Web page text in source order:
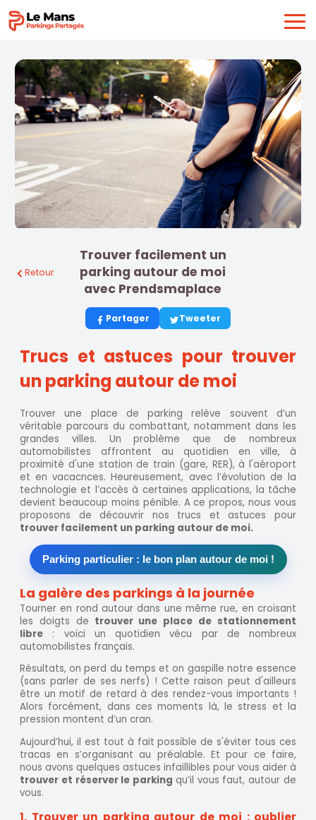
Retour
Trouver facilement un
parking autour de moi
avec Prendsmaplace
Partager Tweeter
Trucs et astuces pour trouver
un parking autour de moi
Trouver une place de parking relève souvent d’un
véritable parcours du combattant, notamment dans les
grandes villes. Un problème que de nombreux
automobilistes affrontent au quotidien en ville, à
proximité d'une station de train (gare, RER), à l'aéroport
et en vacacnces. Heureusement, avec l’évolution de la
technologie et l’accès à certaines applications, la tâche
devient beaucoup moins pénible. A ce propos, nous vous
proposons de découvrir nos trucs et astuces pour
trouver facilement un parking autour de moi.
Parking particulier : le bon plan autour de moi !
La galère des parkings à la journée
Tourner en rond autour dans une même rue, en croisant
les doigts de trouver une place de stationnement
libre : voici un quotidien vécu par de nombreux
automobilistes français.
Résultats, on perd du temps et on gaspille notre essence
(sans parler de ses nerfs) ! Cette raison peut d'ailleurs
être un motif de retard à des rendez-vous importants !
Alors forcément, dans ces moments là, le stress et la
pression montent d’un cran.
Aujourd’hui, il est tout à fait possible de s'éviter tous ces
tracas en s’organisant au préalable. Et pour ce faire,
nous avons quelques astuces infaillibles pour vous aider à
trouver et réserver le parking qu’il vous faut, autour de
vous.
1. Trouver un parking autour de moi : oublier